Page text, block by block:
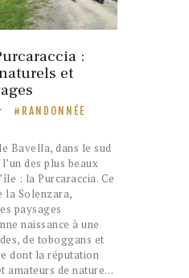
:
et
RANDONNÉE
Bavella, dans le sud
des plus beaux
: la Purcaraccia. Ce
la Solenzara,
paysages
naissance à une
de toboggans et
dont la réputation
amateurs de nature…